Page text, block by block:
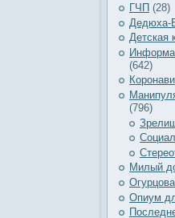
ГЧП (28)
Дедюха-
Детская
(642)
(796)
Милый
Опиум